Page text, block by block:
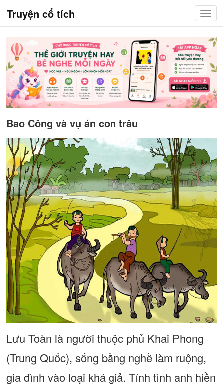
Truyện cổ tích
Bao Công và vụ án con trâu
Lưu Toàn là người thuộc phủ Khai Phong
(Trung Quốc), sống bằng nghề làm ruộng,
gia đình vào loại khá giả. Tính tình anh hiền